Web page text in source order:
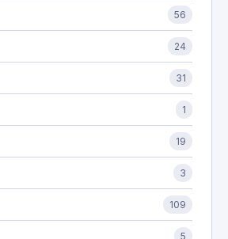
56
24
31
1
19
3
109
5